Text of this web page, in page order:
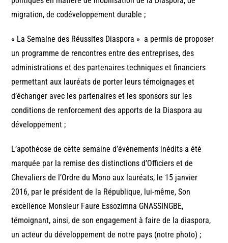
migration, de codéveloppement durable ;
« La Semaine des Réussites Diaspora » a permis de proposer
un programme de rencontres entre des entreprises, des
administrations et des partenaires techniques et financiers
permettant aux lauréats de porter leurs témoignages et
d’échanger avec les partenaires et les sponsors sur les
conditions de renforcement des apports de la Diaspora au
développement ;
L’apothéose de cette semaine d’événements inédits a été
marquée par la remise des distinctions d’Officiers et de
Chevaliers de l’Ordre du Mono aux lauréats, le 15 janvier
2016, par le président de la République, lui-même, Son
excellence Monsieur Faure Essozimna GNASSINGBE,
témoignant, ainsi, de son engagement à faire de la diaspora,
un acteur du développement de notre pays (notre photo) ;